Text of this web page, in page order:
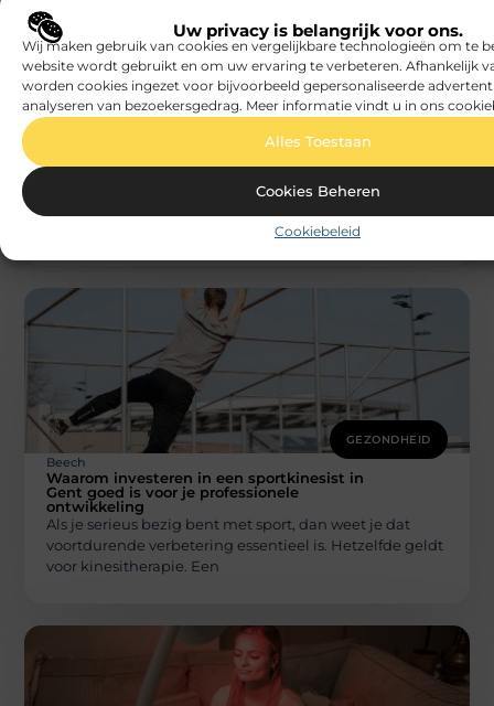
Uw privacy is belangrijk voor ons.
Wij maken gebruik van cookies en vergelijkbare technologieën om te
website wordt gebruikt en om uw ervaring te verbeteren. Afhankelijk
worden cookies ingezet voor bijvoorbeeld gepersonaliseerde
analyseren van bezoekersgedrag. Meer informatie vindt u in ons
Alles Toestaan
Cookies Beheren
Cookiebeleid
GEZONDHEID
Voedingssupplementen kopen: Vascunet
Als je voedingssupplementen wilt kopen om je
gezondheid te ondersteunen, is het belangrijk om te
kiezen voor producten die aansluiten
GEZONDHEID
Beech
Waarom investeren in een sportkinesist in
Gent goed is voor je professionele
ontwikkeling
Als je serieus bezig bent met sport, dan weet je dat
voortdurende verbetering essentieel is. Hetzelfde geldt
voor kinesitherapie. Een